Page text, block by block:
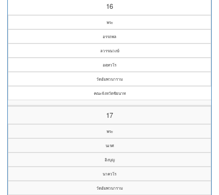
16
พระ
อรรถพล
ลวรรณวงษ์
อตฺทวโร
วัดอัมพวนาราม
คณะจังหวัดชัยนาท
17
พระ
นเรศ
อิงบุญ
นาควโร
วัดอัมพวนาราม